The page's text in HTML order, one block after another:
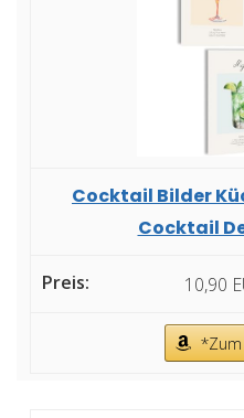
Cocktail Bilder
Cocktail
10,90
*Zum